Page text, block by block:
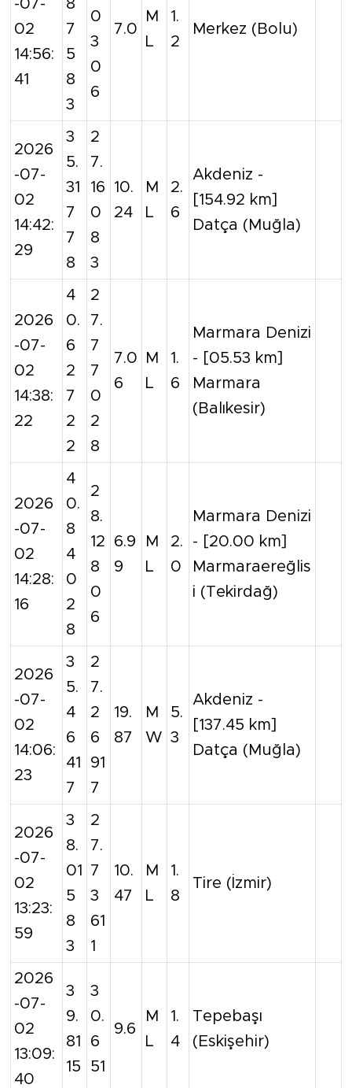
-07-
02
14:56:
41
8
7
5
8
3
0
3
0
6
7.0
M
L
1.
2
Merkez (Bolu)
2026
-07-
02
14:42:
29
3
5.
31
7
7
8
2
7.
16
0
8
3
10.
24
M
L
2.
6
Akdeniz -
[154.92 km]
Datça (Muğla)
2026
-07-
02
14:38:
22
4
0.
6
2
7
2
2
2
7.
7
7
0
2
8
7.0
6
M
L
1.
6
Marmara Denizi
- [05.53 km]
Marmara
(Balıkesir)
2026
-07-
02
14:28:
16
4
0.
8
4
0
2
8
2
8.
12
8
0
6
6.9
9
M
L
2.
0
Marmara Denizi
- [20.00 km]
Marmaraereğlis
i (Tekirdağ)
2026
-07-
02
14:06:
23
3
5.
4
6
41
7
2
7.
2
6
91
7
19.
87
M
W
5.
3
Akdeniz -
[137.45 km]
Datça (Muğla)
2026
-07-
02
13:23:
59
3
8.
01
5
8
3
2
7.
7
3
61
1
10.
47
M
L
1.
8
Tire (İzmir)
2026
-07-
02
13:09:
40
3
9.
81
15
3
0.
6
51
9.6
M
L
1.
4
Tepebaşı
(Eskişehir)